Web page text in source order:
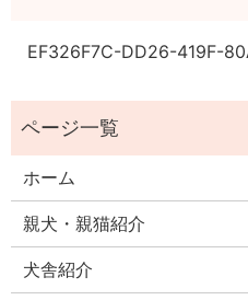
EF326F7C-DD26-419F-
ホーム
親犬・親猫紹介
犬舎紹介